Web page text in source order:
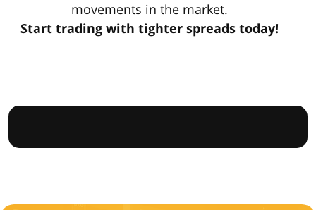
movements in the market.
Start trading with tighter spreads today!